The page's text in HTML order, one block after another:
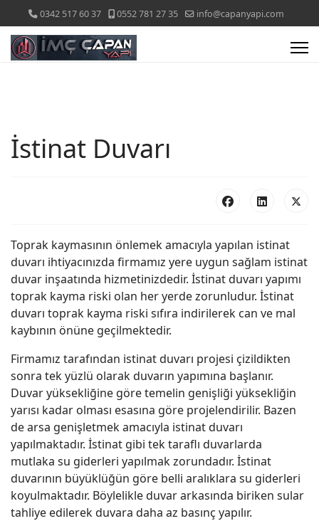
0342 517 60 37 0552 781 27 35 info@capanyapi.com
İstinat Duvarı
Toprak kaymasının önlemek amacıyla yapılan istinat
duvarı ihtiyacınızda firmamız yere uygun sağlam istinat
duvar inşaatında hizmetinizdedir. İstinat duvarı yapımı
toprak kayma riski olan her yerde zorunludur. İstinat
duvarı toprak kayma riski sıfıra indirilerek can ve mal
kaybının önüne geçilmektedir.
Firmamız tarafından istinat duvarı projesi çizildikten
sonra tek yüzlü olarak duvarın yapımına başlanır.
Duvar yüksekliğine göre temelin genişliği yüksekliğin
yarısı kadar olması esasına göre projelendirilir. Bazen
de arsa genişletmek amacıyla istinat duvarı
yapılmaktadır. İstinat gibi tek taraflı duvarlarda
mutlaka su giderleri yapılmak zorundadır. İstinat
duvarının büyüklüğün göre belli aralıklara su giderleri
koyulmaktadır. Böylelikle duvar arkasında biriken sular
tahliye edilerek duvara daha az basınç yapılır.